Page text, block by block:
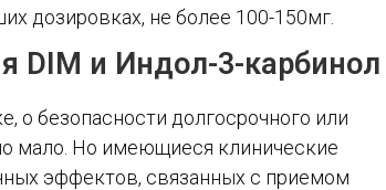
дозировках, не более 100-150мг.
DIM и Индол-3-карбинол
о безопасности долгосрочного или
мало. Но имеющиеся клинические
эффектов, связанных с приемом